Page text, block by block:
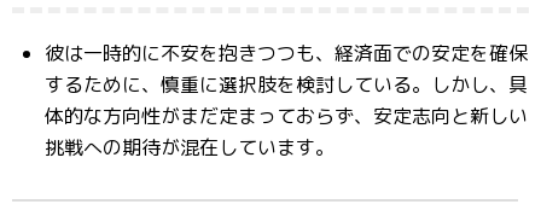
彼は一時的に不安を抱きつつも、経済面での安定を確保
するために、慎重に選択肢を検討している。しかし、具
体的な方向性がまだ定まっておらず、安定志向と新しい
挑戦への期待が混在しています。